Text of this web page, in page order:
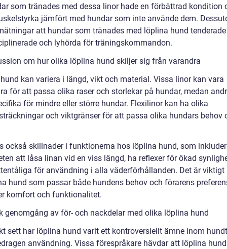
som tränades med dessa linor hade en förbättrad kondition
jämfört med hundar som inte använde dem.
att hundar som tränades med löplina hund
och lyhörda för träningskommandon.
om hur olika löplina hund skiljer sig från varandra
kan variera i längd, vikt och material. Vissa linor kan vara
för att passa olika raser och storlekar på hundar, medan
för mindre eller större hundar. Flexilinor kan ha olika
och viktgränser för att passa olika hundars behov
också skillnader i funktionerna hos löplina hund, som
att låsa linan vid en viss längd, ha reflexer för ökad
för användning i alla väderförhållanden. Det är
hund som passar både hundens behov och förarens
komfort och funktionalitet.
genomgång av för- och nackdelar med olika löplina hund
sett har löplina hund varit ett kontroversiellt ämne inom
användning. Vissa förespråkare hävdar att löplina